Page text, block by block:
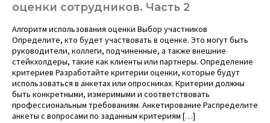
оценки сотрудников. Часть 2
Алгоритм использования оценки Выбор участников
Определите, кто будет участвовать в оценке. Это могут быть
руководители, коллеги, подчиненные, а также внешние
стейкхолдеры, такие как клиенты или партнеры. Определение
критериев Разработайте критерии оценки, которые будут
использоваться в анкетах или опросниках. Критерии должны
быть конкретными, измеримыми и соответствовать
профессиональным требованиям. Анкетирование Распределите
анкеты с вопросами по заданным критериям […]